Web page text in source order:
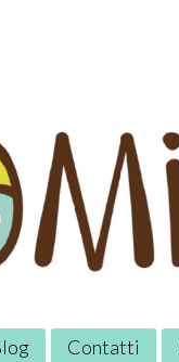
Contatti